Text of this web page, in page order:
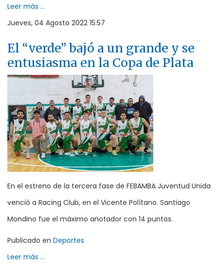
Leer más ...
Jueves, 04 Agosto 2022 15:57
El “verde” bajó a un grande y se
entusiasma en la Copa de Plata
En el estreno de la tercera fase de FEBAMBA Juventud Unida
venció a Racing Club, en el Vicente Polítano. Santiago
Mondino fue el máximo anotador con 14 puntos.
Publicado en Deportes
Leer más ...